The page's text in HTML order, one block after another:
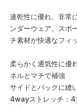
速乾性に優れ、非常
ンダーウェア。スポ
チ素材が快適なフィ
柔らかく通気性に優
ネルとマチで補強
サイドとバックに縫
4wayストレッチ：4